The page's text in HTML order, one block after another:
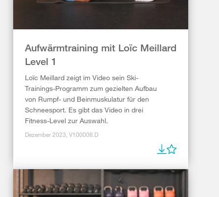
Aufwärmtraining mit Loïc Meillard
Level 1
Loïc Meillard zeigt im Video sein Ski-
Trainings-Programm zum gezielten Aufbau
von Rumpf- und Beinmuskulatur für den
Schneesport. Es gibt das Video in drei
Fitness-Level zur Auswahl.
Dezember 2023, V100008.D